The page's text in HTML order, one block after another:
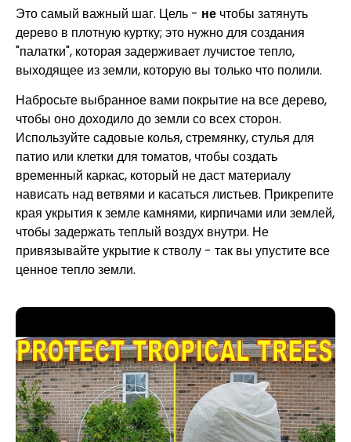
Это самый важный шаг. Цель - не чтобы затянуть
дерево в плотную куртку; это нужно для создания
"палатки", которая задерживает лучистое тепло,
выходящее из земли, которую вы только что полили.
Набросьте выбранное вами покрытие на все дерево,
чтобы оно доходило до земли со всех сторон.
Используйте садовые колья, стремянку, стулья для
патио или клетки для томатов, чтобы создать
временный каркас, который не даст материалу
нависать над ветвями и касаться листьев. Прикрепите
края укрытия к земле камнями, кирпичами или землей,
чтобы задержать теплый воздух внутри. Не
привязывайте укрытие к стволу - так вы упустите все
ценное тепло земли.